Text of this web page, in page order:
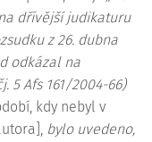
dřívější judikaturu
z 26. dubna
odkázal na
5 Afs 161/2004-66)
kdy nebyl v
bylo uvedeno,